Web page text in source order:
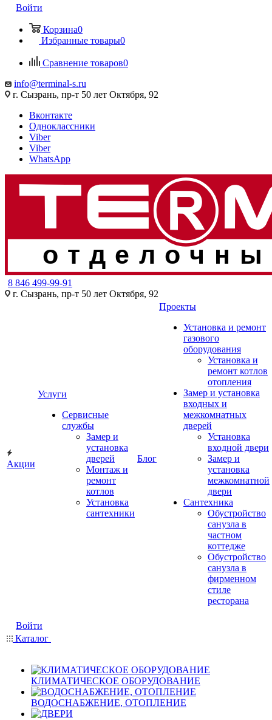
Войти
Корзина0
Избранные товары0
Сравнение товаров0
info@terminal-s.ru
г. Сызрань, пр-т 50 лет Октября, 92
Вконтакте
Одноклассники
Viber
Viber
WhatsApp
8 846 499-99-91
г. Сызрань, пр-т 50 лет Октября, 92
Акции
Услуги
Сервисные
службы
Замер и
установка
дверей
Монтаж и
ремонт
котлов
Установка
сантехники
Блог
Проекты
Установка и ремонт
газового
оборудования
Установка и
ремонт котлов
отопления
Замер и установка
входных и
межкомнатных
дверей
Установка
входной двери
Замер и
установка
межкомнатной
двери
Сантехника
Обустройство
санузла в
частном
коттедже
Обустройство
санузла в
фирменном
стиле
ресторана
Войти
Каталог
КЛИМАТИЧЕСКОЕ ОБОРУДОВАНИЕ
ВОДОСНАБЖЕНИЕ, ОТОПЛЕНИЕ